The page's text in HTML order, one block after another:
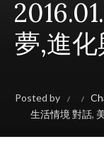
夢,進
Posted by
生活情境 對話,